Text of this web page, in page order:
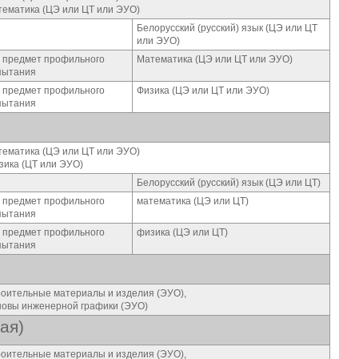
(ЦЭ или ЦТ или ЭУО)
Белорусский (русский) язык (ЦЭ или ЦТ
или ЭУО)
предмет профильного
Математика (ЦЭ или ЦТ или ЭУО)
предмет профильного
Физика (ЦЭ или ЦТ или ЭУО)
(ЦЭ или ЦТ или ЭУО)
(ЦТ или ЭУО)
Белорусский (русский) язык (ЦЭ или ЦТ)
предмет профильного
математика (ЦЭ или ЦТ)
предмет профильного
физика (ЦЭ или ЦТ)
материалы и изделия (ЭУО),
инженерной графики (ЭУО)
материалы и изделия (ЭУО),